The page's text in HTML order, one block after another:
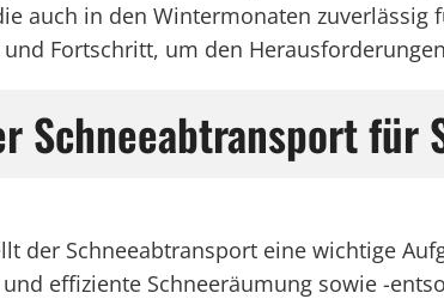
auch in den Wintermonaten
Fortschritt, um den
Schneeabtransport für
der Schneeabtransport eine wichtige
effiziente Schneeräumung sowie -